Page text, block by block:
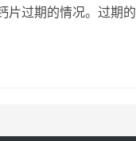
片过期的情况。过期的